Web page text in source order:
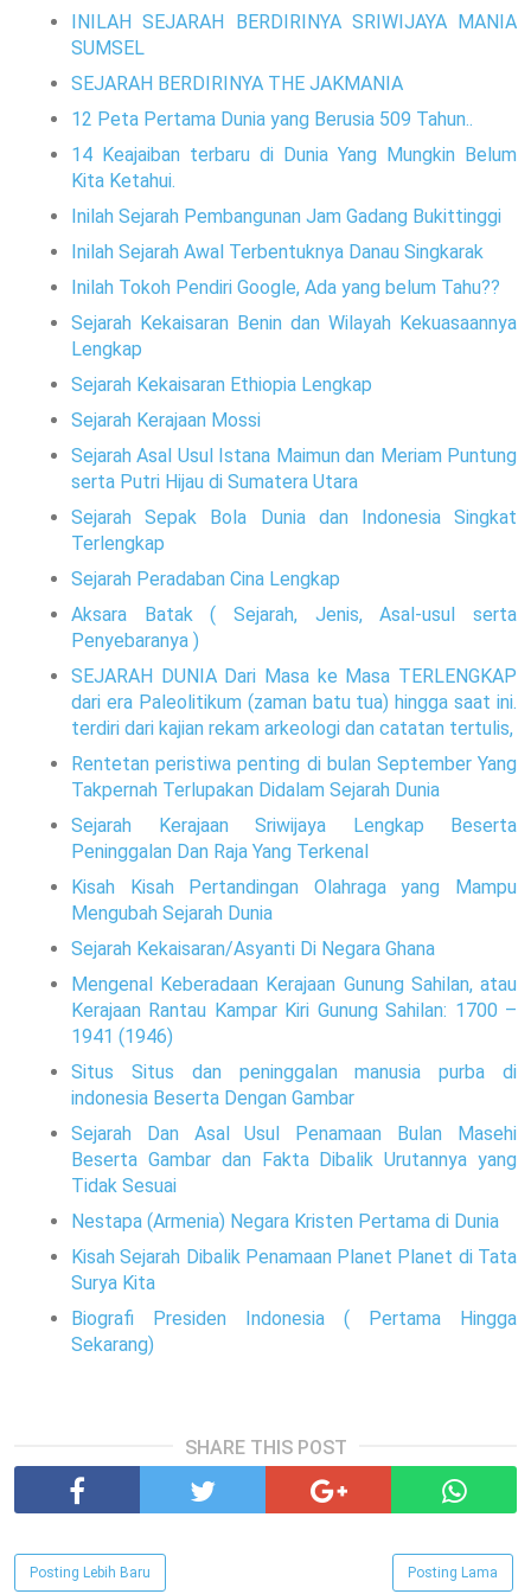
INILAH SEJARAH BERDIRINYA SRIWIJAYA MANIA
SUMSEL
SEJARAH BERDIRINYA THE JAKMANIA
12 Peta Pertama Dunia yang Berusia 509 Tahun..
14 Keajaiban terbaru di Dunia Yang Mungkin Belum
Kita Ketahui.
Inilah Sejarah Pembangunan Jam Gadang Bukittinggi
Inilah Sejarah Awal Terbentuknya Danau Singkarak
Inilah Tokoh Pendiri Google, Ada yang belum Tahu??
Sejarah Kekaisaran Benin dan Wilayah Kekuasaannya
Lengkap
Sejarah Kekaisaran Ethiopia Lengkap
Sejarah Kerajaan Mossi
Sejarah Asal Usul Istana Maimun dan Meriam Puntung
serta Putri Hijau di Sumatera Utara
Sejarah Sepak Bola Dunia dan Indonesia Singkat
Terlengkap
Sejarah Peradaban Cina Lengkap
Aksara Batak ( Sejarah, Jenis, Asal-usul serta
Penyebaranya )
SEJARAH DUNIA Dari Masa ke Masa TERLENGKAP
dari era Paleolitikum (zaman batu tua) hingga saat ini.
terdiri dari kajian rekam arkeologi dan catatan tertulis,
Rentetan peristiwa penting di bulan September Yang
Takpernah Terlupakan Didalam Sejarah Dunia
Sejarah Kerajaan Sriwijaya Lengkap Beserta
Peninggalan Dan Raja Yang Terkenal
Kisah Kisah Pertandingan Olahraga yang Mampu
Mengubah Sejarah Dunia
Sejarah Kekaisaran/Asyanti Di Negara Ghana
Mengenal Keberadaan Kerajaan Gunung Sahilan, atau
Kerajaan Rantau Kampar Kiri Gunung Sahilan: 1700 –
1941 (1946)
Situs Situs dan peninggalan manusia purba di
indonesia Beserta Dengan Gambar
Sejarah Dan Asal Usul Penamaan Bulan Masehi
Beserta Gambar dan Fakta Dibalik Urutannya yang
Tidak Sesuai
Nestapa (Armenia) Negara Kristen Pertama di Dunia
Kisah Sejarah Dibalik Penamaan Planet Planet di Tata
Surya Kita
Biografi Presiden Indonesia ( Pertama Hingga
Sekarang)
SHARE THIS POST
Posting Lebih Baru Posting Lama